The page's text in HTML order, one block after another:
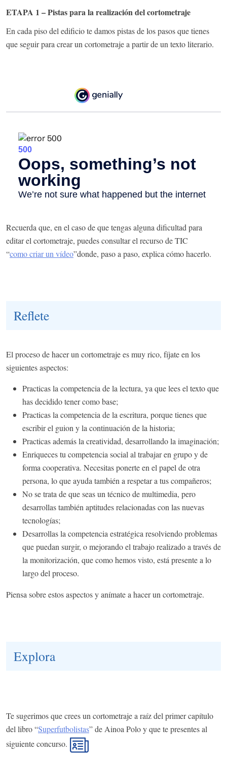
ETAPA 1 – Pistas para la realización del cortometraje
En cada piso del edificio te damos pistas de los pasos que tienes
que seguir para crear un cortometraje a partir de un texto literario.
Recuerda que, en el caso de que tengas alguna dificultad para
editar el cortometraje, puedes consultar el recurso de TIC
“como criar un vídeo”donde, paso a paso, explica cómo hacerlo.
Reflete
El proceso de hacer un cortometraje es muy rico, fíjate en los
siguientes aspectos:
Practicas la competencia de la lectura, ya que lees el texto que
has decidido tener como base;
Practicas la competencia de la escritura, porque tienes que
escribir el guion y la continuación de la historia;
Practicas además la creatividad, desarrollando la imaginación;
Enriqueces tu competencia social al trabajar en grupo y de
forma cooperativa. Necesitas ponerte en el papel de otra
persona, lo que ayuda también a respetar a tus compañeros;
No se trata de que seas un técnico de multimedia, pero
desarrollas también aptitudes relacionadas con las nuevas
tecnologías;
Desarrollas la competencia estratégica resolviendo problemas
que puedan surgir, o mejorando el trabajo realizado a través de
la monitorización, que como hemos visto, está presente a lo
largo del proceso.
Piensa sobre estos aspectos y anímate a hacer un cortometraje.
Explora
Te sugerimos que crees un cortometraje a raíz del primer capítulo
del libro “Superfutbolistas” de Ainoa Polo y que te presentes al
siguiente concurso.